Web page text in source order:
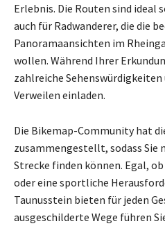
Erlebnis. Die Routen sind ideal
auch für Radwanderer, die die
Panoramaansichten im
wollen. Während Ihrer
zahlreiche
Verweilen einladen.
Die Bikemap-Community hat
zusammengestellt, sodass Sie
Strecke finden können. Egal,
oder eine sportliche
Taunusstein bieten für jeden
ausgeschilderte Wege führen